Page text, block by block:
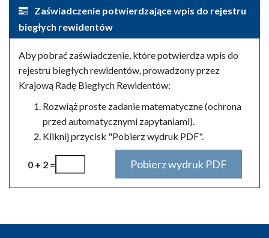
Zaświadczenie potwierdzające wpis do rejestru
biegłych rewidentów
Aby pobrać zaświadczenie, które potwierdza wpis do
rejestru biegłych rewidentów, prowadzony przez
Krajową Radę Biegłych Rewidentów:
Rozwiąż proste zadanie matematyczne (ochrona
przed automatycznymi zapytaniami).
Kliknij przycisk "Pobierz wydruk PDF".
0 + 2 =